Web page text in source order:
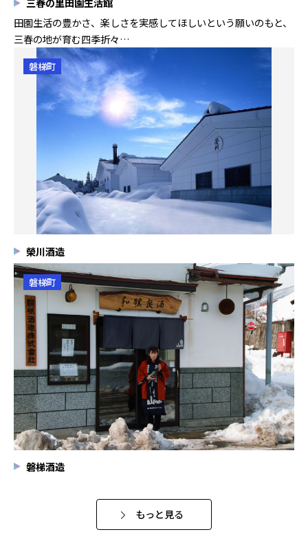
田園生活の豊かさ、楽しさを実感してほしいという願いのもと、
三春の地が育む四季折々…
磐梯町
榮川酒造
磐梯町
磐梯酒造
もっと見る